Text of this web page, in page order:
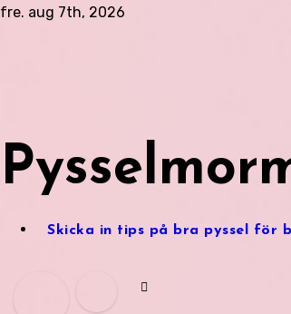
Hoppa
fre. aug 7th, 2026
Skicka in tips på bra pyssel för